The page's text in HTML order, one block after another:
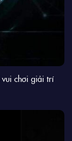
vui chơi giải trí